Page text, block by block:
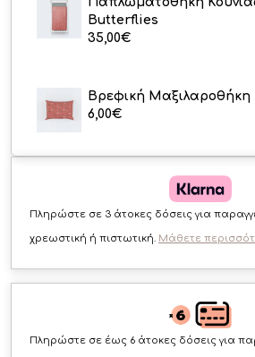
Butterflies
35,00€
Βρεφική
6,00€
Πληρώστε σε 3 άτοκες δόσεις για
χρεωστική ή πιστωτική. Μάθετε
Πληρώστε σε έως 6 άτοκες δόσεις για